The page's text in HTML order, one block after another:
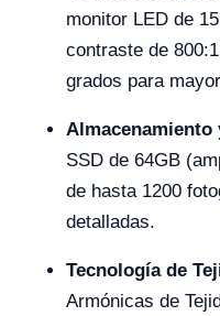
monitor LED de
contraste de
grados para
Almacenamiento
SSD de 64GB
de hasta 1200
detalladas.
Tecnología de
Armónicas de